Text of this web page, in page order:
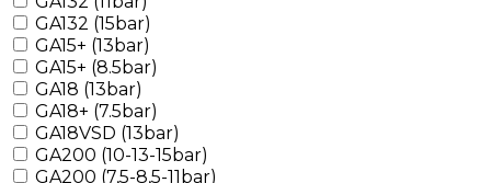
GA132 (15bar)
GA15+ (13bar)
GA15+ (8.5bar)
GA18 (13bar)
GA18+ (7.5bar)
GA18VSD (13bar)
GA200 (10-13-15bar)
GA200 (7,5-8,5-11bar)